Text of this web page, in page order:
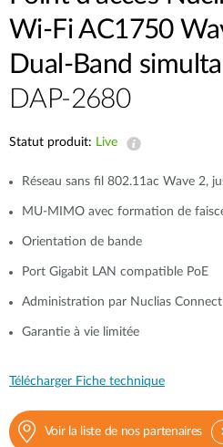
Wi-Fi AC1750
Dual-Band
DAP-2680
Statut produit: Live
Réseau sans fil 802.11ac Wave 2,
MU-MIMO avec formation de
Orientation de bande
Port Gigabit LAN compatible PoE
Administration par Nuclias Connect
Garantie à vie limitée
Télécharger Fiche technique
Voir la liste de nos partenaires